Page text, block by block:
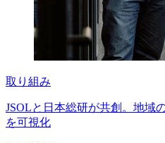
取り組み
JSOLと日本総研が共創。地域
を可視化